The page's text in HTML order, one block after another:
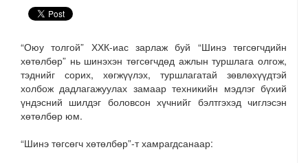
“Оюу толгой” ХХК-иас зарлаж буй “Шинэ төгсөгчдийн
хөтөлбөр” нь шинэхэн төгсөгчдөд ажлын туршлага олгож,
тэднийг сорих, хөгжүүлэх, туршлагатай зөвлөхүүдтэй
холбож дадлагажуулах замаар техникийн мэдлэг бүхий
үндэсний шилдэг боловсон хүчнийг бэлтгэхэд чиглэсэн
хөтөлбөр юм.
“Шинэ төгсөгч хөтөлбөр”-т хамрагдсанаар: